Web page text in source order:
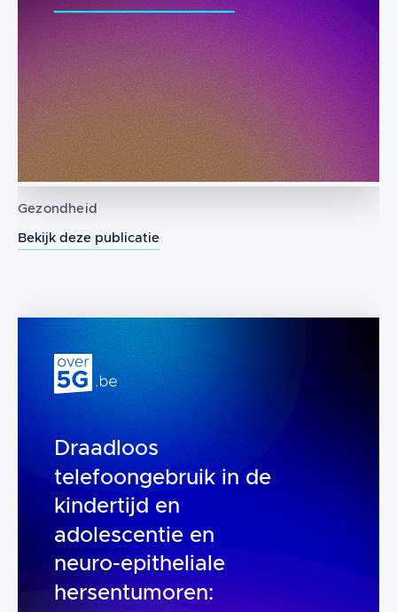
Geschatte dosissen voor
Gezondheid
Bekijk deze publicatie
Draadloos
telefoongebruik in de
kindertijd en
adolescentie en
neuro-epitheliale
hersentumoren: